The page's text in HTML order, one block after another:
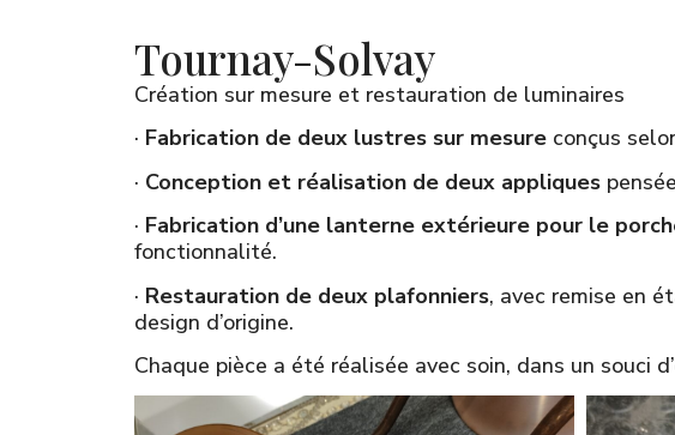
Tournay-Solvay
Création sur mesure et restauration de luminaires
· Fabrication de deux lustres sur mesure conçus
· Conception et réalisation de deux appliques
· Fabrication d’une lanterne extérieure pour le
fonctionnalité.
· Restauration de deux plafonniers, avec remise en
design d’origine.
Chaque pièce a été réalisée avec soin, dans un souci